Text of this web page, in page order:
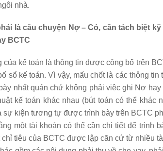
nhà.
là câu chuyện Nợ – Có, cần tách biệt
BCTC
của kế toán là thông tin được công bố trên
sổ kế toán. Vì vậy, mấu chốt là các thông
nhất quán chứ không phải việc ghi Nợ hay
kế toán khác nhau (bút toán có thể khác
sự kiện tương tự được trình bày trên BCTC
một tài khoản có thể cần chi tiết để trình
tiêu của BCTC được lập căn cứ từ nhiều